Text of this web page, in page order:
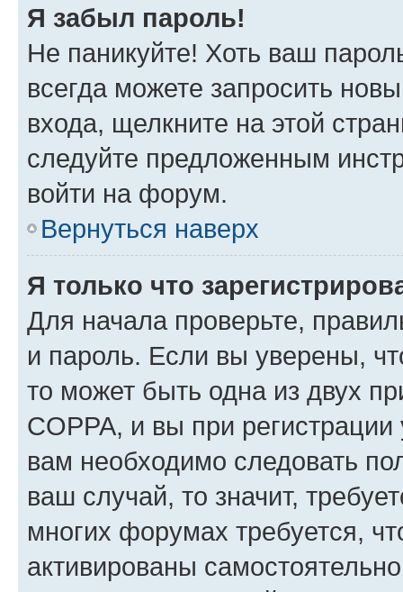
Я забыл пароль!
Не паникуйте! Хоть ваш
всегда можете запросить
входа, щелкните на этой
следуйте предложенным
войти на форум.
Вернуться наверх
Я только что
Для начала проверьте,
и пароль. Если вы уверены,
то может быть одна из двух
COPPA, и вы при
вам необходимо следовать
ваш случай, то значит,
многих форумах требуется,
активированы